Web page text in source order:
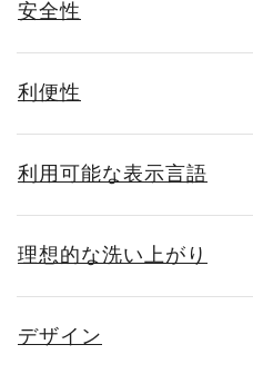
安全性
利便性
利用可能な表示言語
理想的な洗い上がり
デザイン